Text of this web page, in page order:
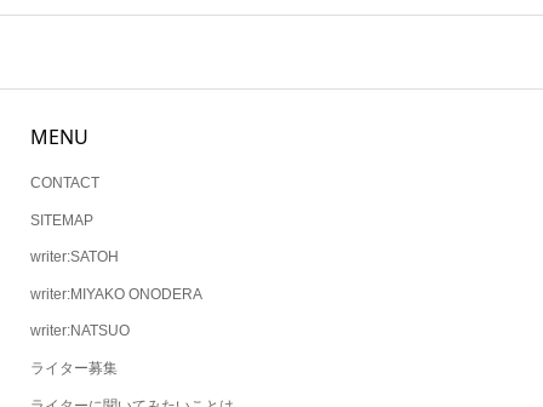
MENU
CONTACT
SITEMAP
writer:SATOH
writer:MIYAKO ONODERA
writer:NATSUO
ライター募集